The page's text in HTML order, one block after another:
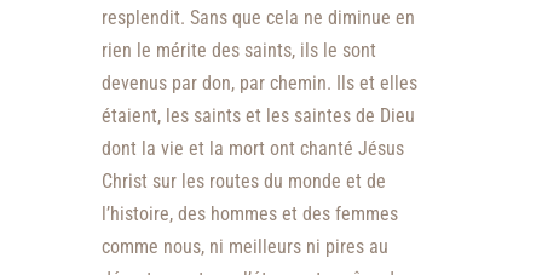
resplendit. Sans que cela ne diminue en
rien le mérite des saints, ils le sont
devenus par don, par chemin. Ils et elles
étaient, les saints et les saintes de Dieu
dont la vie et la mort ont chanté Jésus
Christ sur les routes du monde et de
l’histoire, des hommes et des femmes
comme nous, ni meilleurs ni pires au